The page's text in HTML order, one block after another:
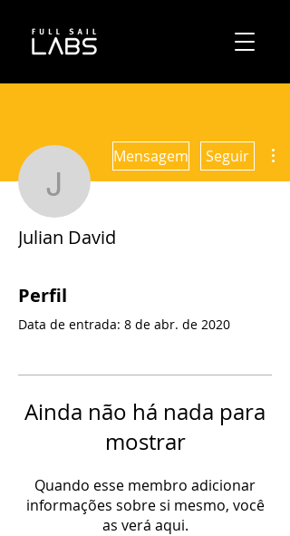
Julian David
Mensagem Seguir
Julian David
Perfil
Data de entrada: 8 de abr. de 2020
Ainda não há nada para
mostrar
Quando esse membro adicionar
informações sobre si mesmo, você
as verá aqui.